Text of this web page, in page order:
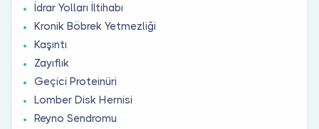
İdrar Yolları İltihabı
Kronik Böbrek Yetmezliği
Kaşıntı
Zayıflık
Geçici Proteinüri
Lomber Disk Hernisi
Reyno Sendromu